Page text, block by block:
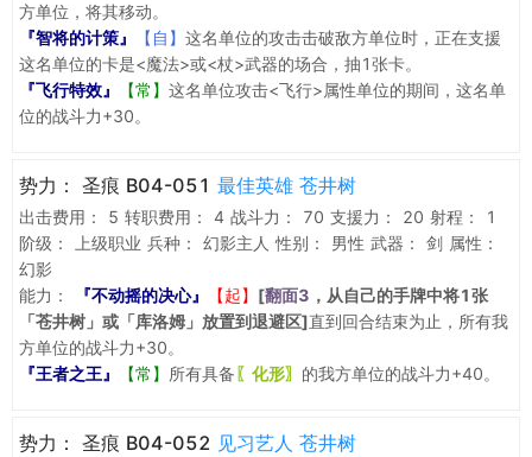
方单位，将其移动。
『智将的计策』
【自】 这名单位的攻击击破敌方单位时，正在支援
这名单位的卡是<魔法>或<杖>武器的场合，抽1张卡。
『飞行特效』
【常】 这名单位攻击<飞行>属性单位的期间，这名单
位的战斗力+30。
势力： 圣痕 B04-051 最佳英雄 苍井树
出击费用： 5 转职费用： 4 战斗力： 70 支援力： 20 射程：
1
阶级：
上级职业 兵种： 幻影主人 性别： 男性 武器： 剑 属性：
幻影
能力：
『不动摇的决心』 【起】 [翻面3 ，从自己的手牌中将1张
「苍井树」或「库洛姆」放置到退避区]直到回合结束为止，所有我
方单位的战斗力+30。
『王者之王』
【常】 所有具备 〖化形〗 的我方单位的战斗力+40。
势力： 圣痕 B04-052 见习艺人 苍井树